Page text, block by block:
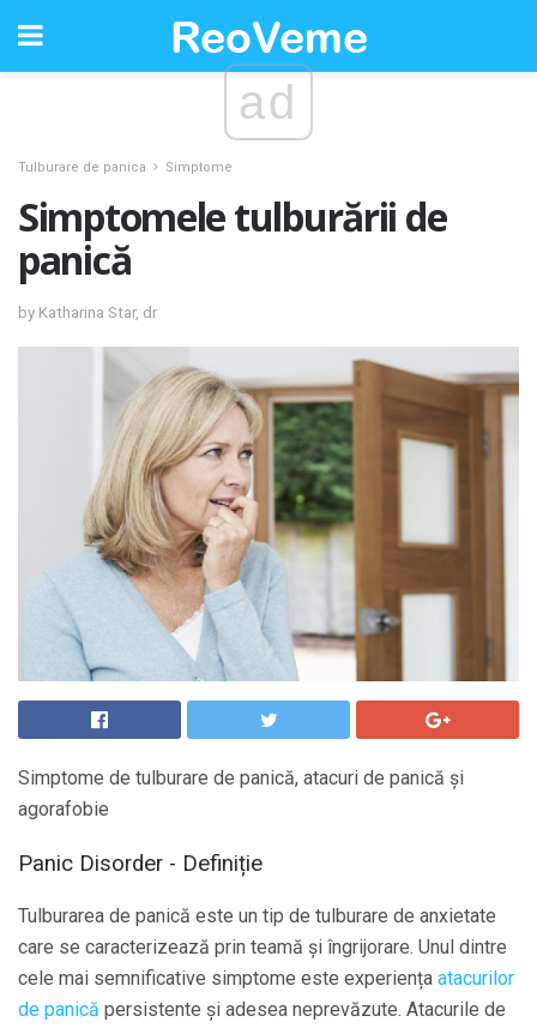
ad
Tulburare de panica Simptome
Simptomele tulburării de
panică
by Katharina Star, dr
Simptome de tulburare de panică, atacuri de panică și
agorafobie
Panic Disorder - Definiție
Tulburarea de panică este un tip de tulburare de anxietate
care se caracterizează prin teamă și îngrijorare. Unul dintre
cele mai semnificative simptome este experiența atacurilor
de panică persistente și adesea neprevăzute. Atacurile de